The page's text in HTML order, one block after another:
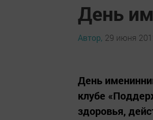
День
Автор, 29 июня
День
клубе
здоровья,